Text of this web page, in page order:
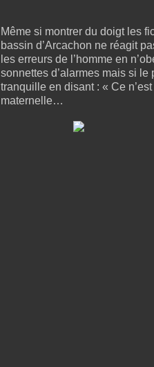
Même si montrer du doigt les
bassin d’Arcachon ne réagit
les erreurs de l’homme en
sonnettes d’alarmes mais si
tranquille en disant : « Ce
maternelle…